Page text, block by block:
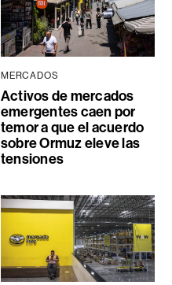
MERCADOS
Activos de mercados
emergentes caen por
temor a que el acuerdo
sobre Ormuz eleve las
tensiones